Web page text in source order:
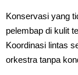
Konservasi yang
pelembap di kulit
Koordinasi lintas
orkestra tanpa